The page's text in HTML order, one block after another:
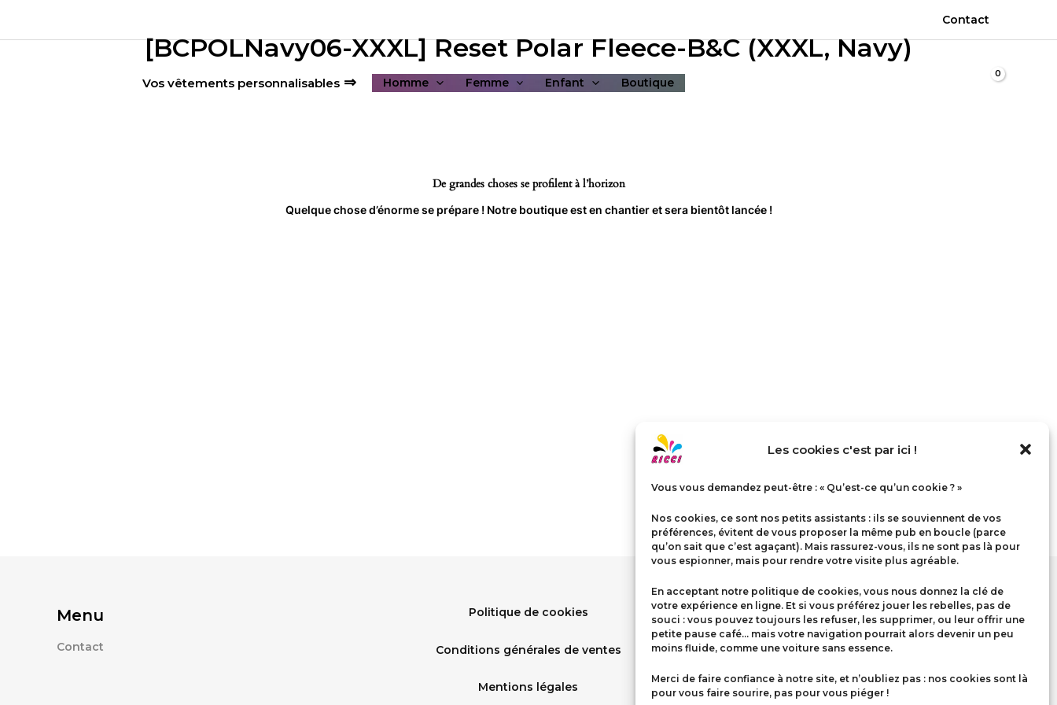
Les cookies c'est par ici !
Vous vous demandez peut-être : « Qu’est-ce qu’un cookie ? »
Nos cookies, ce sont nos petits assistants : ils se souviennent de vos
préférences, évitent de vous proposer la même pub en boucle (parce
qu’on sait que c’est agaçant). Mais rassurez-vous, ils ne sont pas là pour
vous espionner, mais pour rendre votre visite plus agréable.
En acceptant notre politique de cookies, vous nous donnez la clé de
votre expérience en ligne. Et si vous préférez jouer les rebelles, pas de
souci : vous pouvez toujours les refuser, les supprimer, ou leur offrir une
petite pause café… mais votre navigation pourrait alors devenir un peu
moins fluide, comme une voiture sans essence.
Merci de faire confiance à notre site, et n’oubliez pas : nos cookies sont là
pour vous faire sourire, pas pour vous piéger !
contenu
Contact
Vos vêtements personnalisables ⇒ Homme Femme Enfant Boutique Rechercher
[BCPOLNavy06-XXXL] Reset Polar Fleece-B&C (XXXL, Navy)
De grandes choses se profilent à l’horizon
Quelque chose d’énorme se prépare ! Notre boutique est en chantier et sera bientôt lancée !
Menu
Contact
Politique de cookies
Conditions générales de ventes
Mentions légales
Fleece-
B&C